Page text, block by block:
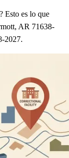
Esto es lo que
AR 71638-
2027.